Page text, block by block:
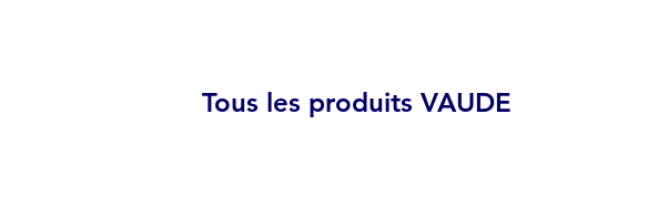
Tous les produits VAUDE